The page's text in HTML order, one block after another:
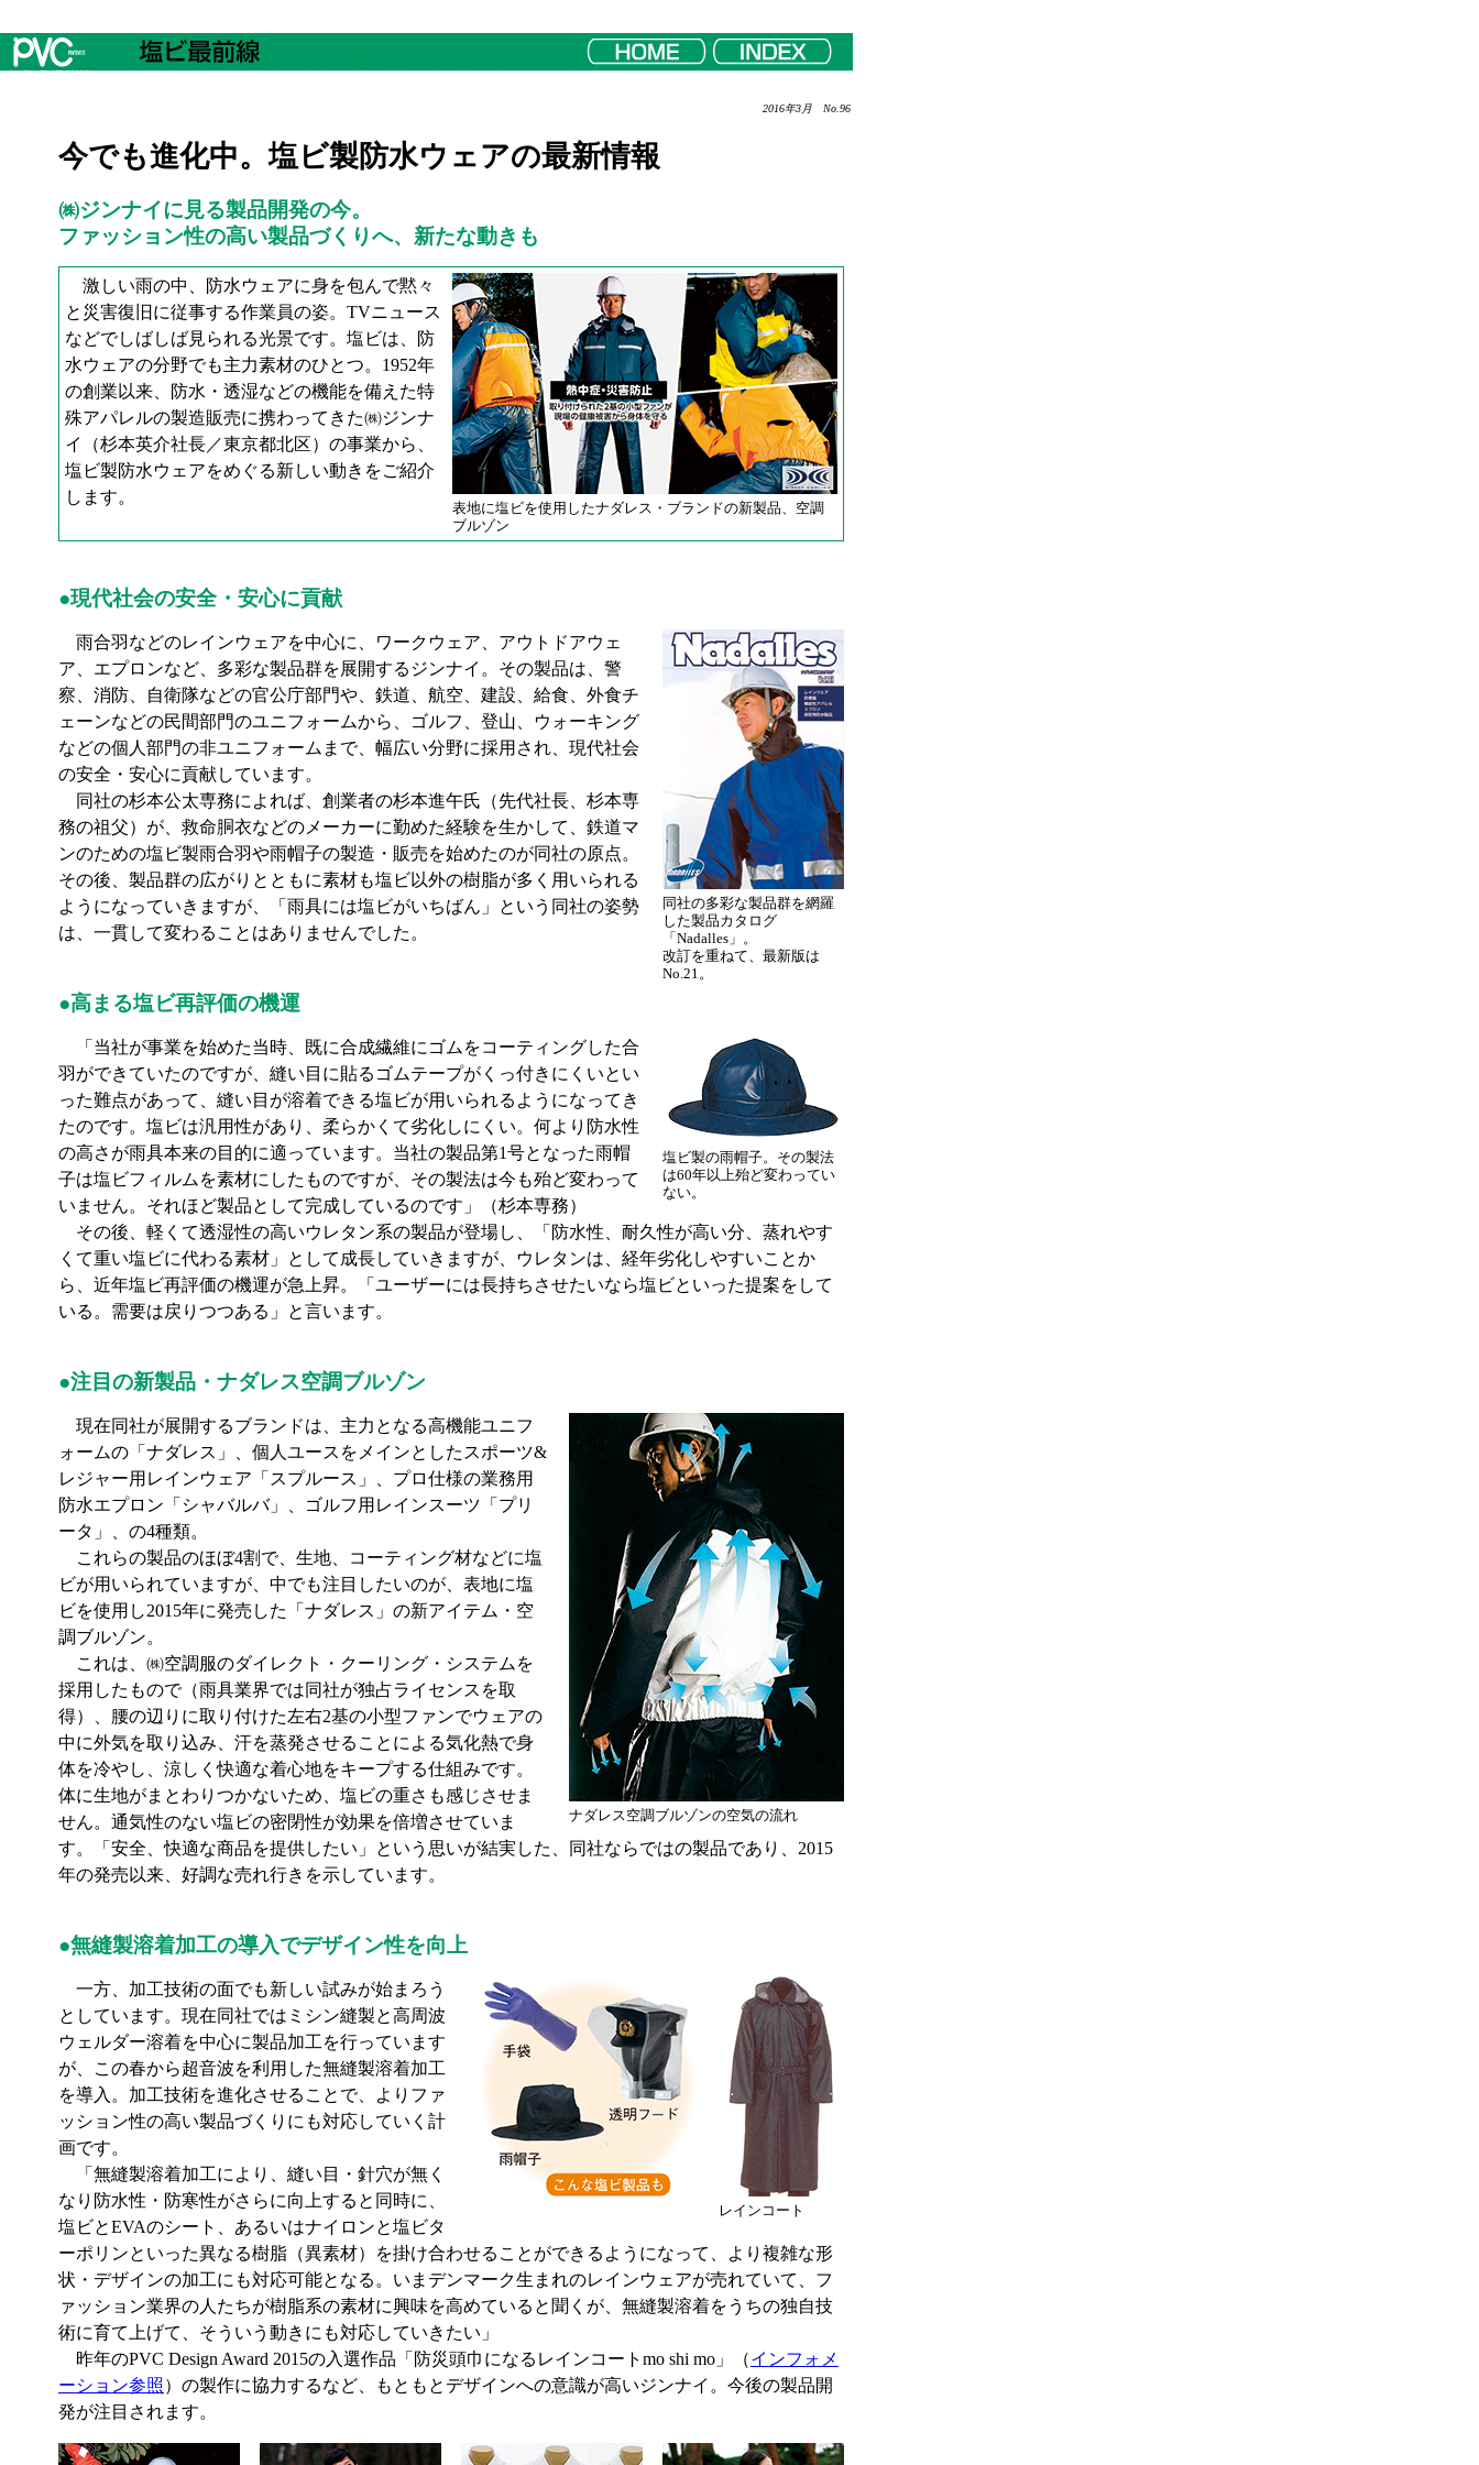
2016年3月 No.96
今でも進化中。塩ビ製防水ウェアの最新情報
㈱ジンナイに見る製品開発の今。
ファッション性の高い製品づくりへ、新たな動きも
表地に塩ビを使用したナダレス・ブランドの新製品、空調
ブルゾン
激しい雨の中、防水ウェアに身を包んで黙々
と災害復旧に従事する作業員の姿。TVニュース
などでしばしば見られる光景です。塩ビは、防
水ウェアの分野でも主力素材のひとつ。1952年
の創業以来、防水・透湿などの機能を備えた特
殊アパレルの製造販売に携わってきた㈱ジンナ
イ（杉本英介社長／東京都北区）の事業から、
塩ビ製防水ウェアをめぐる新しい動きをご紹介
します。
●現代社会の安全・安心に貢献
同社の多彩な製品群を網羅
した製品カタログ
「Nadalles」。
改訂を重ねて、最新版は
No.21。
雨合羽などのレインウェアを中心に、ワークウェア、アウトドアウェ
ア、エプロンなど、多彩な製品群を展開するジンナイ。その製品は、警
察、消防、自衛隊などの官公庁部門や、鉄道、航空、建設、給食、外食チ
ェーンなどの民間部門のユニフォームから、ゴルフ、登山、ウォーキング
などの個人部門の非ユニフォームまで、幅広い分野に採用され、現代社会
の安全・安心に貢献しています。
同社の杉本公太専務によれば、創業者の杉本進午氏（先代社長、杉本専
務の祖父）が、救命胴衣などのメーカーに勤めた経験を生かして、鉄道マ
ンのための塩ビ製雨合羽や雨帽子の製造・販売を始めたのが同社の原点。
その後、製品群の広がりとともに素材も塩ビ以外の樹脂が多く用いられる
ようになっていきますが、「雨具には塩ビがいちばん」という同社の姿勢
は、一貫して変わることはありませんでした。
●高まる塩ビ再評価の機運
塩ビ製の雨帽子。その製法
は60年以上殆ど変わってい
ない。
「当社が事業を始めた当時、既に合成繊維にゴムをコーティングした合
羽ができていたのですが、縫い目に貼るゴムテープがくっ付きにくいとい
った難点があって、縫い目が溶着できる塩ビが用いられるようになってき
たのです。塩ビは汎用性があり、柔らかくて劣化しにくい。何より防水性
の高さが雨具本来の目的に適っています。当社の製品第1号となった雨帽
子は塩ビフィルムを素材にしたものですが、その製法は今も殆ど変わって
いません。それほど製品として完成しているのです」（杉本専務）
その後、軽くて透湿性の高いウレタン系の製品が登場し、「防水性、耐久性が高い分、蒸れやす
くて重い塩ビに代わる素材」として成長していきますが、ウレタンは、経年劣化しやすいことか
ら、近年塩ビ再評価の機運が急上昇。「ユーザーには長持ちさせたいなら塩ビといった提案をして
いる。需要は戻りつつある」と言います。
●注目の新製品・ナダレス空調ブルゾン
ナダレス空調ブルゾンの空気の流れ
現在同社が展開するブランドは、主力となる高機能ユニフ
ォームの「ナダレス」、個人ユースをメインとしたスポーツ&
レジャー用レインウェア「スプルース」、プロ仕様の業務用
防水エプロン「シャバルバ」、ゴルフ用レインスーツ「プリ
ータ」、の4種類。
これらの製品のほぼ4割で、生地、コーティング材などに塩
ビが用いられていますが、中でも注目したいのが、表地に塩
ビを使用し2015年に発売した「ナダレス」の新アイテム・空
調ブルゾン。
これは、㈱空調服のダイレクト・クーリング・システムを
採用したもので（雨具業界では同社が独占ライセンスを取
得）、腰の辺りに取り付けた左右2基の小型ファンでウェアの
中に外気を取り込み、汗を蒸発させることによる気化熱で身
体を冷やし、涼しく快適な着心地をキープする仕組みです。
体に生地がまとわりつかないため、塩ビの重さも感じさせま
せん。通気性のない塩ビの密閉性が効果を倍増させていま
す。「安全、快適な商品を提供したい」という思いが結実した、同社ならではの製品であり、2015
年の発売以来、好調な売れ行きを示しています。
●無縫製溶着加工の導入でデザイン性を向上
レインコート
一方、加工技術の面でも新しい試みが始まろう
としています。現在同社ではミシン縫製と高周波
ウェルダー溶着を中心に製品加工を行っています
が、この春から超音波を利用した無縫製溶着加工
を導入。加工技術を進化させることで、よりファ
ッション性の高い製品づくりにも対応していく計
画です。
「無縫製溶着加工により、縫い目・針穴が無く
なり防水性・防寒性がさらに向上すると同時に、
塩ビとEVAのシート、あるいはナイロンと塩ビタ
ーポリンといった異なる樹脂（異素材）を掛け合わせることができるようになって、より複雑な形
状・デザインの加工にも対応可能となる。いまデンマーク生まれのレインウェアが売れていて、フ
ァッション業界の人たちが樹脂系の素材に興味を高めていると聞くが、無縫製溶着をうちの独自技
術に育て上げて、そういう動きにも対応していきたい」
昨年のPVC Design Award 2015の入選作品「防災頭巾になるレインコートmo shi mo」（インフォメ
ーション参照）の製作に協力するなど、もともとデザインへの意識が高いジンナイ。今後の製品開
発が注目されます。